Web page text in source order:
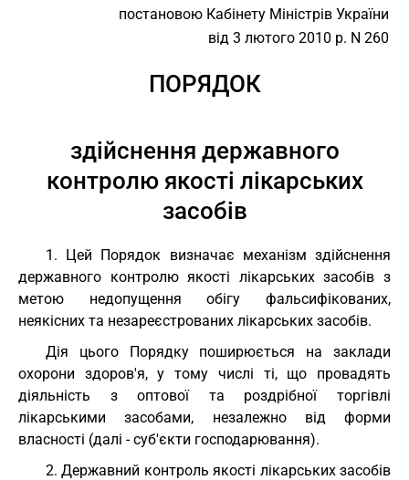
постановою Кабінету Міністрів України
від 3 лютого 2010 р. N 260
ПОРЯДОК
здійснення державного
контролю якості лікарських
засобів
1. Цей Порядок визначає механізм здійснення
державного контролю якості лікарських засобів з
метою недопущення обігу фальсифікованих,
неякісних та незареєстрованих лікарських засобів.
Дія цього Порядку поширюється на заклади
охорони здоров'я, у тому числі ті, що провадять
діяльність з оптової та роздрібної торгівлі
лікарськими засобами, незалежно від форми
власності (далі - суб'єкти господарювання).
2. Державний контроль якості лікарських засобів